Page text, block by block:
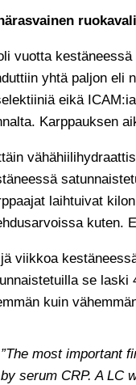
vuotta
yhtä paljon eli
eikä
Karppauksen
laihtuivat
kuten.
viikkoa
se laski
kuin
”The most important
by serum CRP. A LC